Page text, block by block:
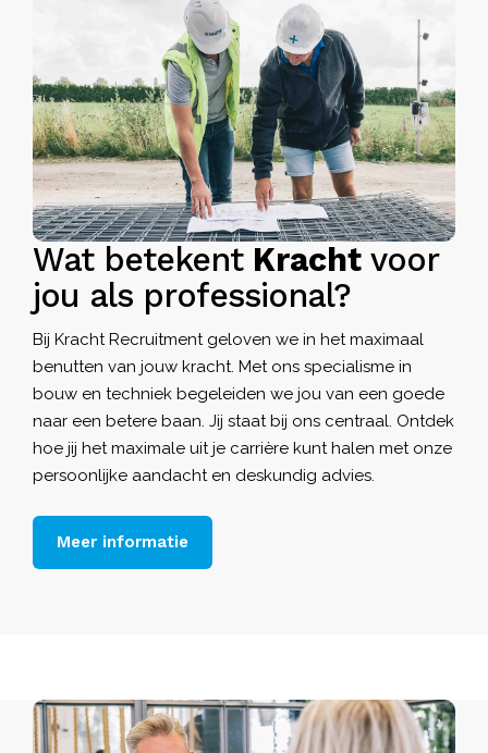
Wat betekent Kracht voor
jou als professional?
Bij Kracht Recruitment geloven we in het maximaal
benutten van jouw kracht. Met ons specialisme in
bouw en techniek begeleiden we jou van een goede
naar een betere baan. Jij staat bij ons centraal. Ontdek
hoe jij het maximale uit je carrière kunt halen met onze
persoonlijke aandacht en deskundig advies.
Meer informatie